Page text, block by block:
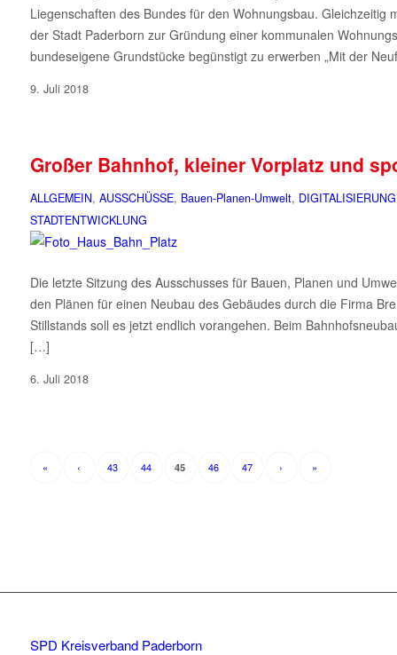
Liegenschaften des Bundes für den Wohnungsbau.
der Stadt Paderborn zur Gründung einer kommunalen
bundeseigene Grundstücke begünstigt zu erwerben „Mit der
9. Juli 2018
Großer Bahnhof, kleiner Vorplatz und
ALLGEMEIN, AUSSCHÜSSE, Bauen-Planen-Umwelt, DIGITALISIERUNG
STADTENTWICKLUNG
Die letzte Sitzung des Ausschusses für Bauen, Planen und
den Plänen für einen Neubau des Gebäudes durch die Firma
Stillstands soll es jetzt endlich vorangehen. Beim
[…]
6. Juli 2018
« ‹ 43 44 45 46 47 › »
SPD Kreisverband Paderborn